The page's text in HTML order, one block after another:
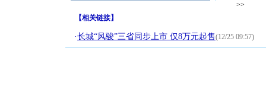
>>
【相关链接】
·长城“风骏”三省同步上市 仅8万元起售(12/25 09:57)